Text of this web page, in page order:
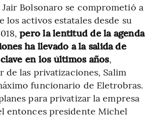
Bolsonaro se comprometió a
los activos estatales desde su
pero la lentitud de la agenda
ha llevado a la salida de
en los últimos años,
de las privatizaciones, Salim
funcionario de Eletrobras.
para privatizar la empresa
entonces presidente Michel